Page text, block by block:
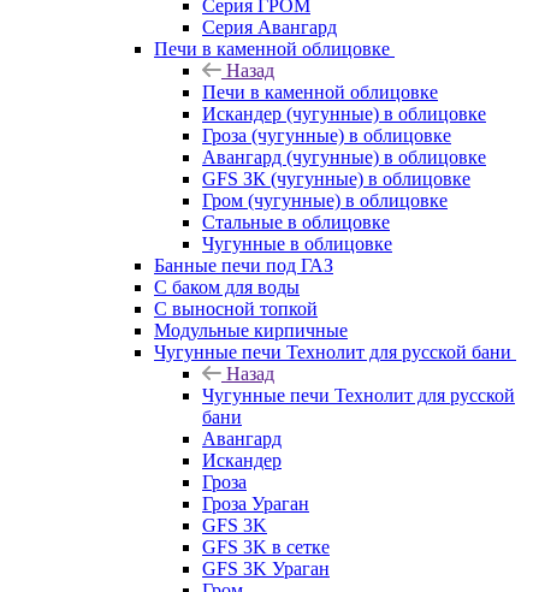
Серия ГРОМ
Серия Авангард
Печи в каменной облицовке
Назад
Печи в каменной облицовке
Искандер (чугунные) в облицовке
Гроза (чугунные) в облицовке
Авангард (чугунные) в облицовке
GFS ЗК (чугунные) в облицовке
Гром (чугунные) в облицовке
Стальные в облицовке
Чугунные в облицовке
Банные печи под ГАЗ
С баком для воды
С выносной топкой
Модульные кирпичные
Чугунные печи Технолит для русской бани
Назад
Чугунные печи Технолит для русской
бани
Авангард
Искандер
Гроза
Гроза Ураган
GFS 3K
GFS 3K в сетке
GFS 3K Ураган